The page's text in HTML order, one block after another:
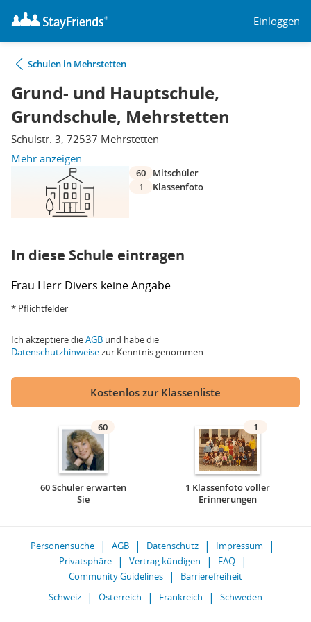
Einloggen
Schulen in Mehrstetten
Grund- und Hauptschule,
Grundschule, Mehrstetten
Schulstr. 3, 72537 Mehrstetten
Mehr anzeigen
60
Mitschüler
1
Klassenfoto
In diese Schule eintragen
Frau Herr Divers keine Angabe
* Pflichtfelder
Ich akzeptiere dieAGB und habe die
Datenschutzhinweisezur Kenntnis genommen.
Kostenlos zur Klassenliste
60
60 Schüler erwarten
Sie
1
1 Klassenfoto voller
Erinnerungen
Personensuche AGB Datenschutz
Impressum
Privatsphäre
Vertrag kündigen
FAQ
Community Guidelines
Barrierefreiheit
Schweiz
Österreich Frankreich Schweden